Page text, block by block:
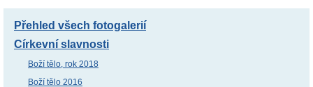
Přehled všech fotogalerií
Církevní slavnosti
Boží tělo, rok 2018
Boží tělo 2016